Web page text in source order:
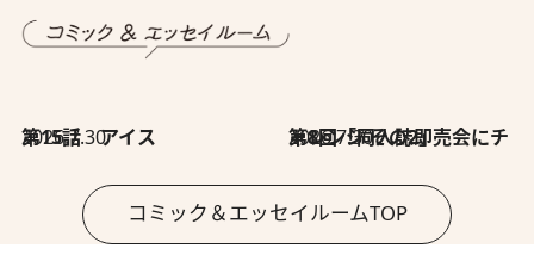
2026.7.30
第15話 アイス 2026.7.30
第8回「同人誌即売会にチャレンジ その2」
コミック＆エッセイルームTOP